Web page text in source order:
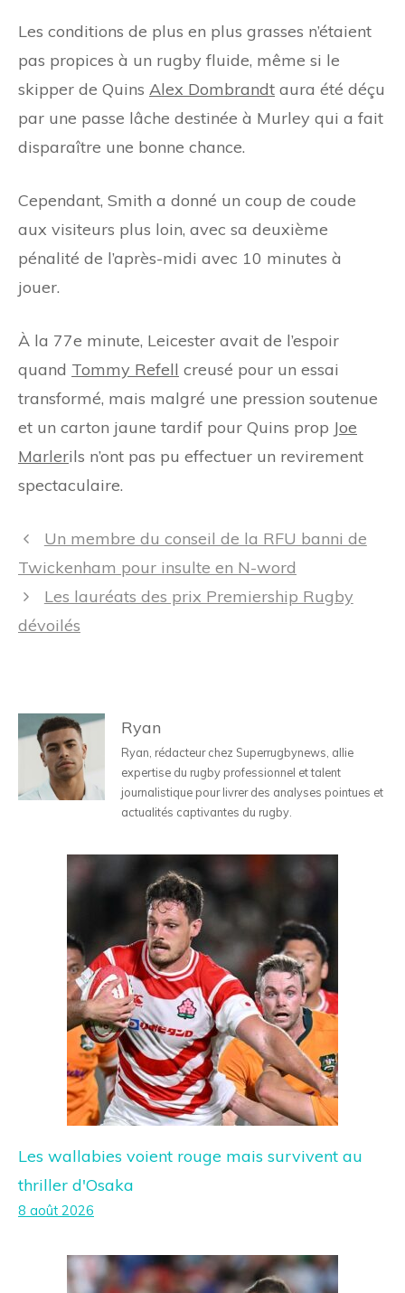
Les conditions de plus en plus grasses n’étaient
pas propices à un rugby fluide, même si le
skipper de Quins Alex Dombrandt aura été déçu
par une passe lâche destinée à Murley qui a fait
disparaître une bonne chance.
Cependant, Smith a donné un coup de coude
aux visiteurs plus loin, avec sa deuxième
pénalité de l’après-midi avec 10 minutes à
jouer.
À la 77e minute, Leicester avait de l’espoir
quand Tommy Refell creusé pour un essai
transformé, mais malgré une pression soutenue
et un carton jaune tardif pour Quins prop Joe
Marlerils n’ont pas pu effectuer un revirement
spectaculaire.
Navigation
des
Un membre du conseil de la RFU banni de
Twickenham pour insulte en N-word
Les lauréats des prix Premiership Rugby
dévoilés
Ryan
Ryan, rédacteur chez Superrugbynews, allie
expertise du rugby professionnel et talent
journalistique pour livrer des analyses pointues et
actualités captivantes du rugby.
Les wallabies voient rouge mais survivent au
thriller d'Osaka
8 août 2026